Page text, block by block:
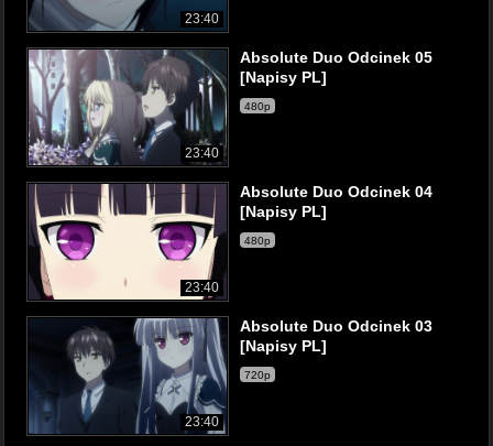
23:40
23:40
Absolute Duo Odcinek 05
[Napisy PL]
480p
23:40
Absolute Duo Odcinek 04
[Napisy PL]
480p
23:40
Absolute Duo Odcinek 03
[Napisy PL]
720p